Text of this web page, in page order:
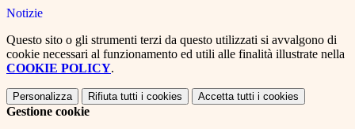
Notizie
Questo sito o gli strumenti terzi da questo utilizzati si avvalgono di
cookie necessari al funzionamento ed utili alle finalità illustrate nella
COOKIE POLICY.
Personalizza Rifiuta tutti i cookies Accetta tutti i cookies
Gestione cookie